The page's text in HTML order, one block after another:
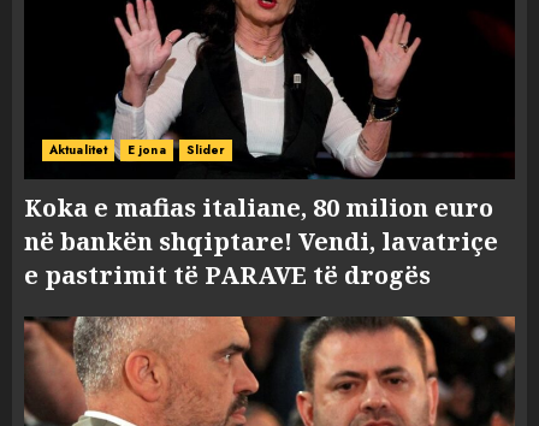
Aktualitet E jona Slider
Koka e mafias italiane, 80 milion euro
në bankën shqiptare! Vendi, lavatriçe
e pastrimit të PARAVE të drogës